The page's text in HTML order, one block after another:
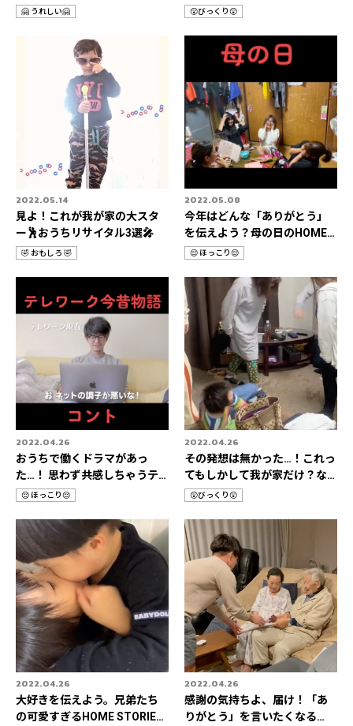
ん＆父の日特集📹
カ🤗 うれしい🤗
it📹
カ
テ
😲びっくり😲
2022.05.14
見よ！これが我が家の大スタ
ー🕺おうちリサイタル3選🎤
カ
テ
リ
🤣 おもしろ 🤣
2022.05.08
今年はどんな「ありがとう」
を伝えよう？母の日のHOME
STORIES 3選📹
カ
テ
ゴ
リ
😌 ほっこり😌
2022.04.26
おうちで働くドラマがあっ
た…！ 思わず共感しちゃうテ
レワーク3選👨‍💻
カ
テ
リ
😌 ほっこり😌
2022.04.26
その発想は無かった…！これっ
てもしかして我が家だけ？な
HOME STORIES 3選🚀
カ
テ
ゴ
リ
😲びっくり😲
2022.04.26
大好きを伝えよう。兄弟たち
の可愛すぎるHOME STORIES
2022.04.26
感謝の気持ちよ、届け！「あ
りがとう」を言いたくなる